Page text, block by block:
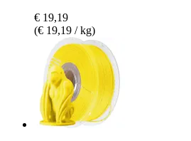
€ 19,19
(€ 19,19 / kg)